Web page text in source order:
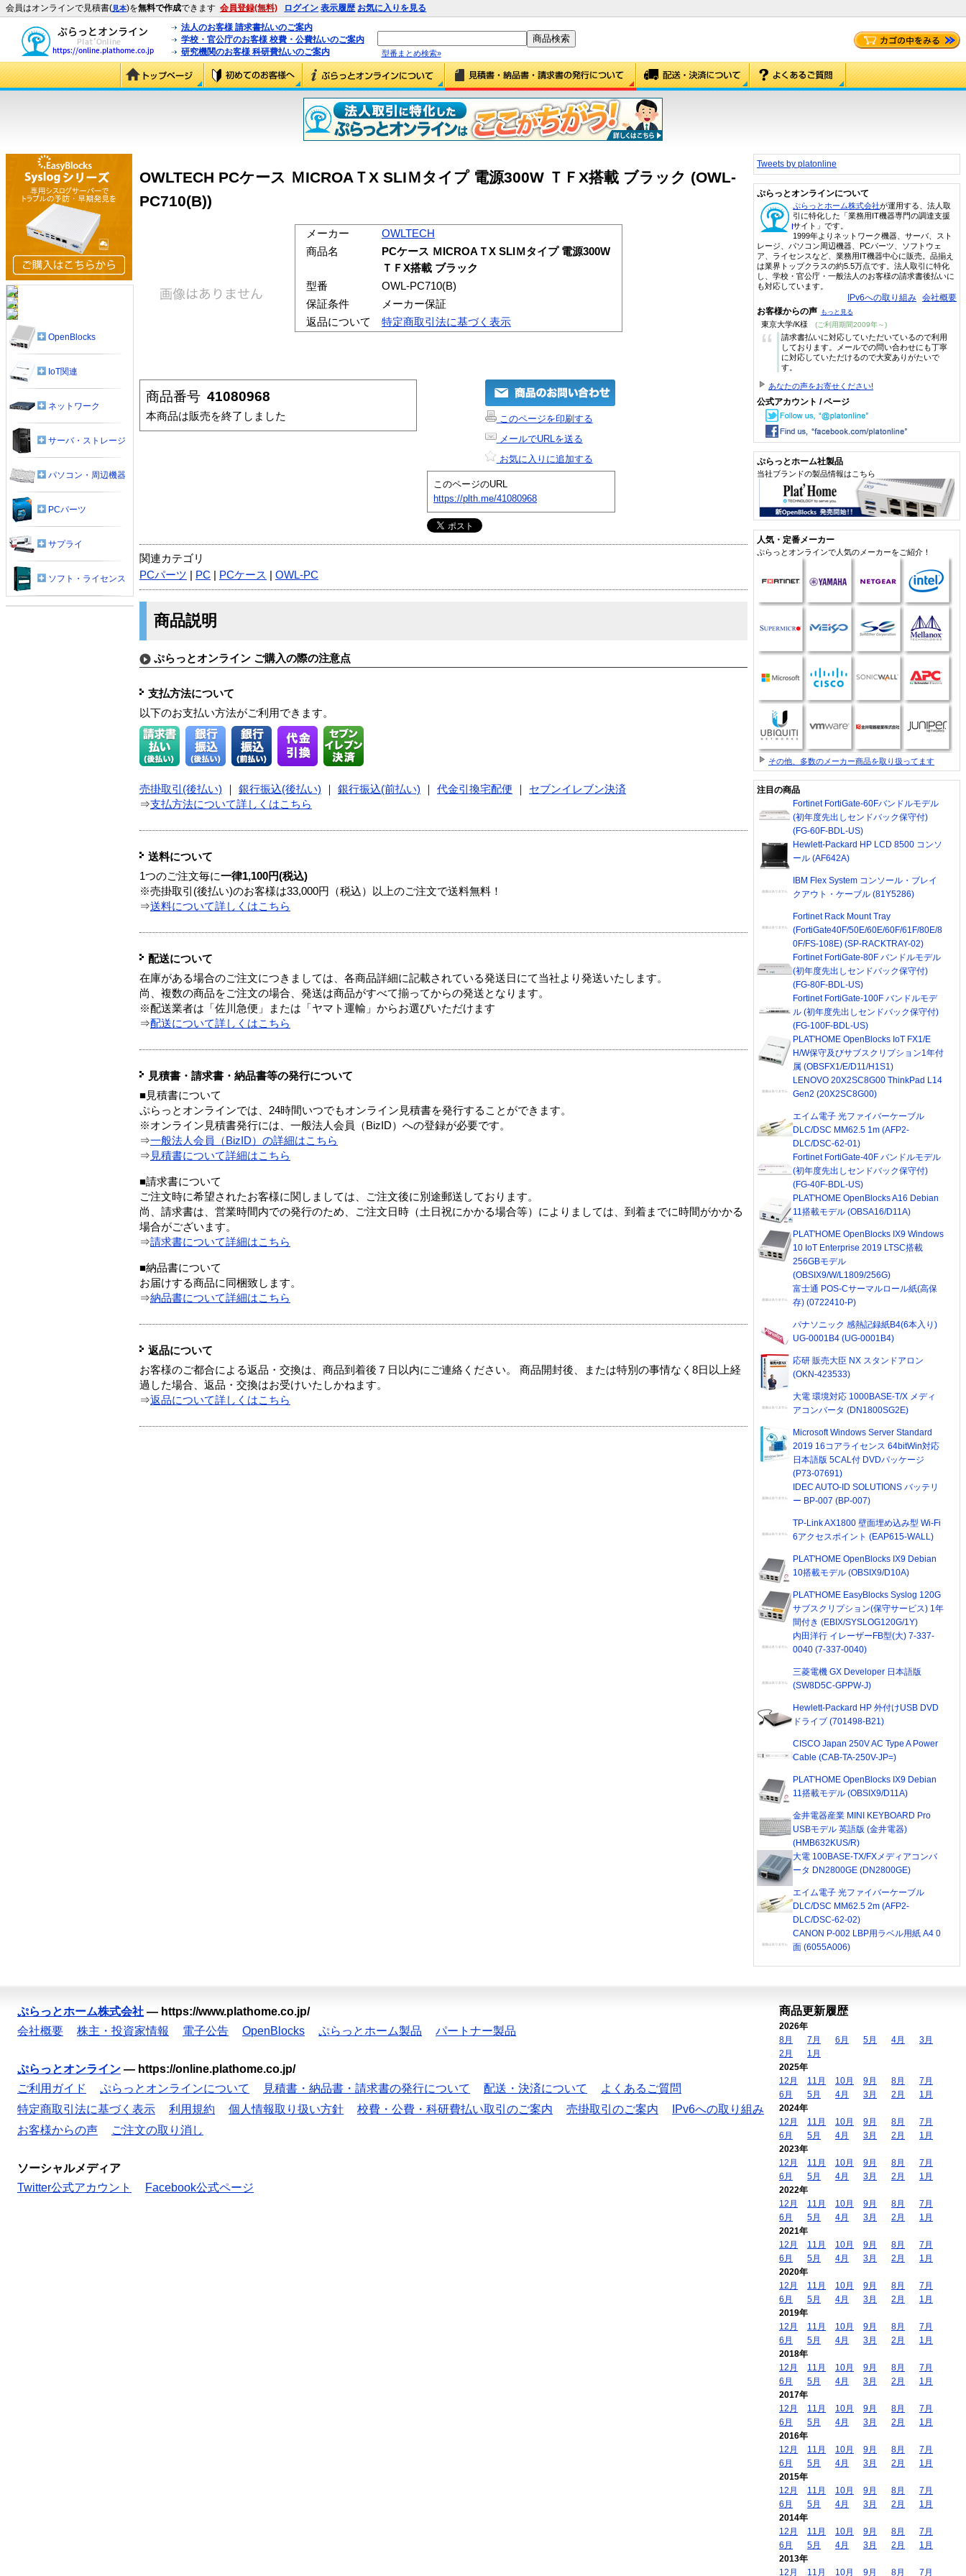
会員はオンラインで見積書(見本)を無料で作成できます 会員登録(無料) ログイン 表示履歴 お気に入りを見る
法人のお客様 請求書払いのご案内
学校・官公庁のお客様 校費・公費払いのご案内
研究機関のお客様 科研費払いのご案内
型番まとめ検索»
OWLTECH PCケース ＭICROAＴX SLIＭタイプ 電源300W ＴＦX搭載 ブラック (OWL-
PC710(B))
メーカー
OWLTECH
商品名
PCケース ＭICROAＴX SLIＭタイプ 電源300W
ＴＦX搭載 ブラック
型番
OWL-PC710(B)
保証条件
メーカー保証
返品について
特定商取引法に基づく表示
商品番号 41080968
本商品は販売を終了しました
このページを印刷する
メールでURLを送る
お気に入りに追加する
このページのURL
https://plth.me/41080968
関連カテゴリ
PCパーツ
PC PCケース OWL-PC
商品説明
ぷらっとオンライン ご購入の際の注意点
支払方法について
以下のお支払い方法がご利用できます。
売掛取引(後払い) 銀行振込(後払い) 銀行振込(前払い) 代金引換宅配便
セブンイレブン決済
⇒支払方法について詳しくはこちら
送料について
1つのご注文毎に一律1,100円(税込)
※売掛取引(後払い)のお客様は33,000円（税込）以上のご注文で送料無料！
⇒送料について詳しくはこちら
配送について
在庫がある場合のご注文につきましては、各商品詳細に記載されている発送日にて当社より発送いたします。
尚、複数の商品をご注文の場合、発送は商品がすべて揃ってからの発送となります。
※配送業者は「佐川急便」または「ヤマト運輸」からお選びいただけます
⇒配送について詳しくはこちら
見積書・請求書・納品書等の発行について
■見積書について
ぷらっとオンラインでは、24時間いつでもオンライン見積書を発行することができます。
※オンライン見積書発行には、一般法人会員（BizID）への登録が必要です。
⇒一般法人会員（BizID）の詳細はこちら
⇒ 見積書について詳細はこちら
■請求書について
ご注文時に希望されたお客様に関しましては、ご注文後に別途郵送しております。
尚、請求書は、営業時間内での発行のため、ご注文日時（土日祝にかかる場合等）によりましては、到着までに時間がかかる
場合がございます。
⇒請求書について詳細はこちら
■納品書について
お届けする商品に同梱致します。
⇒納品書について詳細はこちら
返品について
お客様のご都合による返品・交換は、商品到着後７日以内にご連絡ください。 商品開封後、または特別の事情なく8日以上経
過した場合、返品・交換はお受けいたしかねます。
⇒返品について詳しくはこちら
OpenBlocks
IoT関連
ネットワーク
サーバ・ストレージ
パソコン・周辺機器
PCパーツ
サプライ
ソフト・ライセンス
Tweets by platonline
ぷらっとオンラインについて
ぷらっとホーム株式会社が運用する、法人取
引に特化した「業務用IT機器専門の調達支援
サイト」です。
1999年よりネットワーク機器、サーバ、スト
レージ、パソコン周辺機器、PCパーツ、ソフトウェ
ア、ライセンスなど、業務用IT機器中心に販売。品揃え
は業界トップクラスの約5.5万点です。法人取引に特化
し、学校・官公庁・一般法人のお客様の請求書後払いに
も対応しています。
IPv6への取り組み 会社概要
お客様からの声 もっと見る
東京大学/K様 (ご利用期間2009年～)
“
請求書払いに対応していただいているので利用
しております。メールでの問い合わせにも丁寧
に対応していただけるので大変ありがたいで
す。
あなたの声をお寄せください!
公式アカウント / ページ
ぷらっとホーム社製品
当社ブランドの製品情報はこちら
人気・定番メーカー
ぷらっとオンラインで人気のメーカーをご紹介！
その他、多数のメーカー商品を取り扱ってます
注目の商品
Fortinet FortiGate-60Fバンドルモデル
(初年度先出しセンドバック保守付)
(FG-60F-BDL-US)
Hewlett-Packard HP LCD 8500 コンソ
ール (AF642A)
IBM Flex System コンソール・ブレイ
クアウト・ケーブル (81Y5286)
Fortinet Rack Mount Tray
(FortiGate40F/50E/60E/60F/61F/80E/8
0F/FS-108E) (SP-RACKTRAY-02)
Fortinet FortiGate-80F バンドルモデル
(初年度先出しセンドバック保守付)
(FG-80F-BDL-US)
Fortinet FortiGate-100F バンドルモデ
ル (初年度先出しセンドバック保守付)
(FG-100F-BDL-US)
PLAT'HOME OpenBlocks IoT FX1/E
H/W保守及びサブスクリプション1年付
属 (OBSFX1/E/D11/H1S1)
LENOVO 20X2SC8G00 ThinkPad L14
Gen2 (20X2SC8G00)
エイム電子 光ファイバーケーブル
DLC/DSC MM62.5 1m (AFP2-
DLC/DSC-62-01)
Fortinet FortiGate-40F バンドルモデル
(初年度先出しセンドバック保守付)
(FG-40F-BDL-US)
PLAT'HOME OpenBlocks A16 Debian
11搭載モデル (OBSA16/D11A)
PLAT'HOME OpenBlocks IX9 Windows
10 IoT Enterprise 2019 LTSC搭載
256GBモデル
(OBSIX9/W/L1809/256G)
富士通 POS-Cサーマルロール紙(高保
存) (0722410-P)
パナソニック 感熱記録紙B4(6本入り)
UG-0001B4 (UG-0001B4)
応研 販売大臣 NX スタンドアロン
(OKN-423533)
大電 環境対応 1000BASE-T/X メディ
アコンバータ (DN1800SG2E)
Microsoft Windows Server Standard
2019 16コアライセンス 64bitWin対応
日本語版 5CAL付 DVDパッケージ
(P73-07691)
IDEC AUTO-ID SOLUTIONS バッテリ
ー BP-007 (BP-007)
TP-Link AX1800 壁面埋め込み型 Wi-Fi
6アクセスポイント (EAP615-WALL)
PLAT'HOME OpenBlocks IX9 Debian
10搭載モデル (OBSIX9/D10A)
PLAT'HOME EasyBlocks Syslog 120G
サブスクリプション(保守サービス) 1年
間付き (EBIX/SYSLOG120G/1Y)
内田洋行 イレーザーFB型(大) 7-337-
0040 (7-337-0040)
三菱電機 GX Developer 日本語版
(SW8D5C-GPPW-J)
Hewlett-Packard HP 外付けUSB DVD
ドライブ (701498-B21)
CISCO Japan 250V AC Type A Power
Cable (CAB-TA-250V-JP=)
PLAT'HOME OpenBlocks IX9 Debian
11搭載モデル (OBSIX9/D11A)
金井電器産業 MINI KEYBOARD Pro
USBモデル 英語版 (金井電器)
(HMB632KUS/R)
大電 100BASE-TX/FXメディアコンバ
ータ DN2800GE (DN2800GE)
エイム電子 光ファイバーケーブル
DLC/DSC MM62.5 2m (AFP2-
DLC/DSC-62-02)
CANON P-002 LBP用ラベル用紙 A4 0
面 (6055A006)
ぷらっとホーム株式会社 — https://www.plathome.co.jp/
会社概要
株主・投資家情報 電子公告 OpenBlocks ぷらっとホーム製品 パートナー製品
ぷらっとオンライン — https://online.plathome.co.jp/
ご利用ガイド
ぷらっとオンラインについて 見積書・納品書・請求書の発行について 配送・決済について
よくあるご質問
特定商取引法に基づく表示
利用規約 個人情報取り扱い方針 校費・公費・科研費払い取引のご案内 売掛取引のご案内
IPv6への取り組み
お客様からの声
ご注文の取り消し
ソーシャルメディア
Twitter公式アカウント
Facebook公式ページ
商品更新履歴
2026年
8月
7月 6月 5月 4月
3月
2月
1月
2025年
12月
11月 10月 9月 8月
7月
6月
5月 4月 3月 2月
1月
2024年
12月
11月 10月 9月 8月
7月
6月
5月 4月 3月 2月
1月
2023年
12月
11月 10月 9月 8月
7月
6月
5月 4月 3月 2月
1月
2022年
12月
11月 10月 9月 8月
7月
6月
5月 4月 3月 2月
1月
2021年
12月
11月 10月 9月 8月
7月
6月
5月 4月 3月 2月
1月
2020年
12月
11月 10月 9月 8月
7月
6月
5月 4月 3月 2月
1月
2019年
12月
11月 10月 9月 8月
7月
6月
5月 4月 3月 2月
1月
2018年
12月
11月 10月 9月 8月
7月
6月
5月 4月 3月 2月
1月
2017年
12月
11月 10月 9月 8月
7月
6月
5月 4月 3月 2月
1月
2016年
12月
11月 10月 9月 8月
7月
6月
5月 4月 3月 2月
1月
2015年
12月
11月 10月 9月 8月
7月
6月
5月 4月 3月 2月
1月
2014年
12月
11月 10月 9月 8月
7月
6月
5月 4月 3月 2月
1月
2013年
12月
11月 10月 9月 8月 7月